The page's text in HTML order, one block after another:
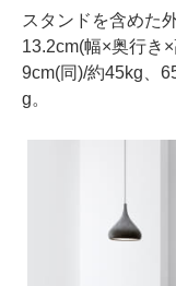
スタンドを含めた
13.2cm(幅×奥行き
9cm(同)/約45kg、
g。